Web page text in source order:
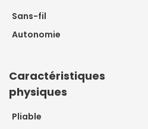
Sans-fil
Autonomie
Caractéristiques
physiques
Pliable